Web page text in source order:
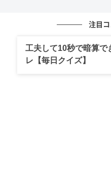
もう一つは「ハローキテ
注目
工夫して10秒で暗算で
レ【毎日クイズ】